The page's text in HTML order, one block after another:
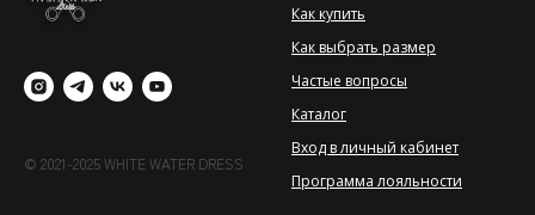
© 2021-2025 WHITE WATER DRESS
Как купить
Как выбрать размер
Частые вопросы
Каталог
Вход в личный кабинет
Программа лояльности